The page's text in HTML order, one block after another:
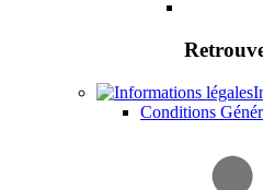
Conditions